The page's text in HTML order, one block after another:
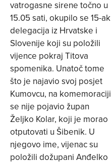
vatrogasne sirene točno u
15.05 sati, okupilo se 15-ak
delegacija iz Hrvatske i
Slovenije koji su položili
vijence pokraj Titova
spomenika. Unatoč tome
što je najavio svoj posjet
Kumovcu, na komemoraciji
se nije pojavio župan
Željko Kolar, koji je morao
otputovati u Šibenik. U
njegovo ime, vijenac su
položili dožupani Anđelko